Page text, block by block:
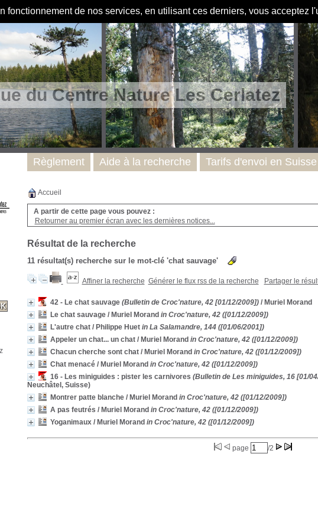
fonctionnement de nos services, en utilisant ces derniers, vous acceptez
du Centre Nature Les Cerlatez
Accueil
A partir de cette page vous pouvez :
Retourner au premier écran avec les dernières notices...
Résultat de la recherche
11 résultat(s) recherche sur le mot-clé 'chat sauvage'
Affiner la recherche Générer le flux rss de la recherche Partager le
42 - Le chat sauvage(Bulletin de Croc'nature, 42 [01/12/2009])/ Muriel Morand
Le chat sauvage/ Muriel Morand in Croc'nature, 42 ([01/12/2009])
L'autre chat/ Philippe Huet in La Salamandre, 144 ([01/06/2001])
Appeler un chat... un chat/ Muriel Morand in Croc'nature, 42 ([01/12/2009])
Chacun cherche sont chat/ Muriel Morand in Croc'nature, 42 ([01/12/2009])
Chat menacé/ Muriel Morand in Croc'nature, 42 ([01/12/2009])
16 - Les miniguides : pister les carnivores (Bulletin de Les miniguides, 16 [01/
Neuchâtel, Suisse)
Montrer patte blanche/ Muriel Morand in Croc'nature, 42 ([01/12/2009])
A pas feutrés / Muriel Morand in Croc'nature, 42 ([01/12/2009])
Yoganimaux/ Muriel Morand in Croc'nature, 42 ([01/12/2009])
page /2
Règlement Aide à la recherche Tarifs d'envoi en Suisse